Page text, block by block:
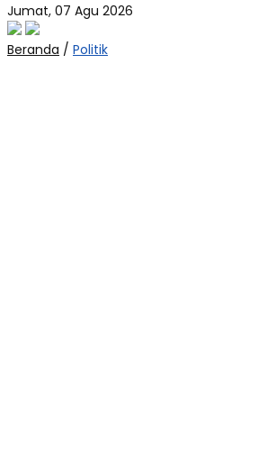
Jumat, 07 Agu 2026
Beranda / Politik